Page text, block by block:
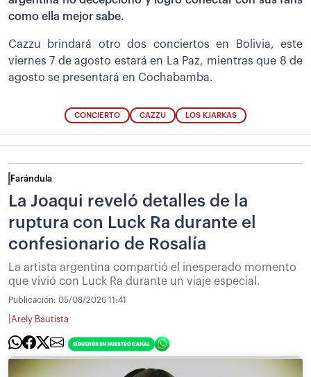
como ella mejor sabe.
Cazzu brindará otro dos conciertos en Bolivia, este
viernes 7 de agosto estará en La Paz, mientras que 8 de
agosto se presentará en Cochabamba.
CONCIERTO CAZZU LOS KJARKAS
Farándula
La Joaqui reveló detalles de la
ruptura con Luck Ra durante el
confesionario de Rosalía
La artista argentina compartió el inesperado momento
que vivió con Luck Ra durante un viaje especial.
Publicación: 05/08/2026 11:41
Arely Bautista